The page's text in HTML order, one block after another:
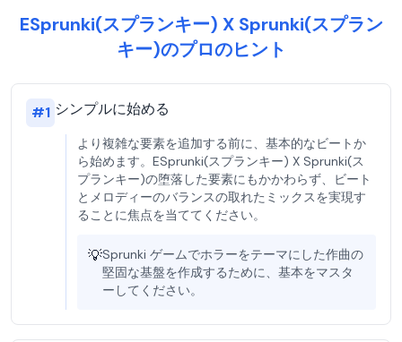
ESprunki(スプランキー) X Sprunki(スプラン
キー)のプロのヒント
#1 シンプルに始める
より複雑な要素を追加する前に、基本的なビートか
ら始めます。ESprunki(スプランキー) X Sprunki(ス
プランキー)の堕落した要素にもかかわらず、ビート
とメロディーのバランスの取れたミックスを実現す
ることに焦点を当ててください。
💡Sprunki ゲームでホラーをテーマにした作曲の
堅固な基盤を作成するために、基本をマスタ
ーしてください。